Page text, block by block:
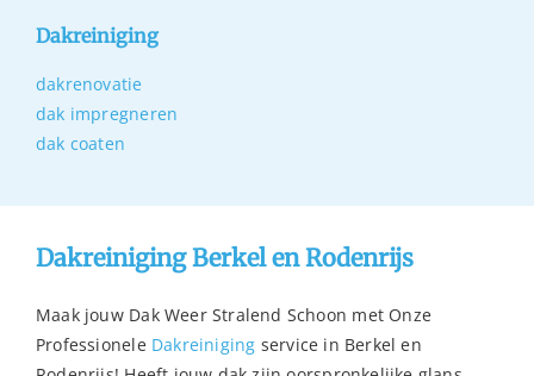
Dakreiniging
dakrenovatie
dak impregneren
dak coaten
Dakreiniging Berkel en Rodenrijs
Maak jouw Dak Weer Stralend Schoon met Onze
Professionele Dakreiniging service in Berkel en